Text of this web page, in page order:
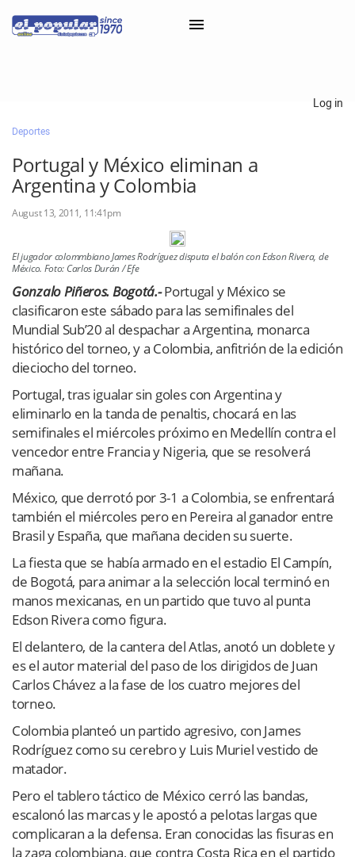
Classifieds
Categorías
Iniciar sesión con Clascal
×
Log in
Deportes
Portugal y México eliminan a
Argentina y Colombia
August 13, 2011, 11:41pm
El jugador colommbiano James Rodríguez disputa el balón con Edson Rivera, de
México. Foto: Carlos Durán / Efe
Gonzalo Piñeros. Bogotá.-Portugal y México se
clasificaron este sábado para las semifinales del
Mundial Sub’20 al despachar a Argentina, monarca
histórico del torneo, y a Colombia, anfitrión de la edición
dieciocho del torneo.
Portugal, tras igualar sin goles con Argentina y
eliminarlo en la tanda de penaltis, chocará en las
semifinales el miércoles próximo en Medellín contra el
vencedor entre Francia y Nigeria, que se resolverá
mañana.
México, que derrotó por 3-1 a Colombia, se enfrentará
también el miércoles pero en Pereira al ganador entre
Brasil y España, que mañana deciden su suerte.
La fiesta que se había armado en el estadio El Campín,
de Bogotá, para animar a la selección local terminó en
manos mexicanas, en un partido que tuvo al punta
Edson Rivera como figura.
El delantero, de la cantera del Atlas, anotó un doblete y
es el autor material del paso de los dirigidos de Juan
Carlos Chávez a la fase de los cuatro mejores del
torneo.
Colombia planteó un partido agresivo, con James
Rodríguez como su cerebro y Luis Muriel vestido de
matador.
Pero el tablero táctico de México cerró las bandas,
escalonó las marcas y le apostó a pelotas largas que
complicaran a la defensa. Eran conocidas las fisuras en
la zaga colombiana, que contra Costa Rica en el partido